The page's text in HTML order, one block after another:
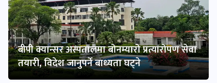
बीपी क्यान्सर अस्पतालमा बोनम्यारो प्रत्यारोपण सेवा
तयारी, विदेश जानुपर्ने बाध्यता घट्ने